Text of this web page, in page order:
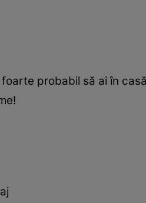
probabil să ai în